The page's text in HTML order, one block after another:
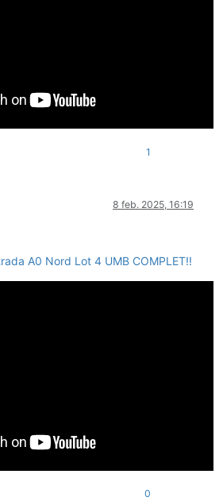
1
8 feb. 2025, 16:19
A0 Nord Lot 4 UMB COMPLET!!
0